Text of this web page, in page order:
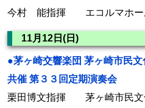
今村 能指揮 エコルマホー
11月12日(日)
●茅ヶ崎交響楽団 茅ヶ崎市民
共催 第３３回定期演奏会
栗田博文指揮 茅ヶ崎市民文